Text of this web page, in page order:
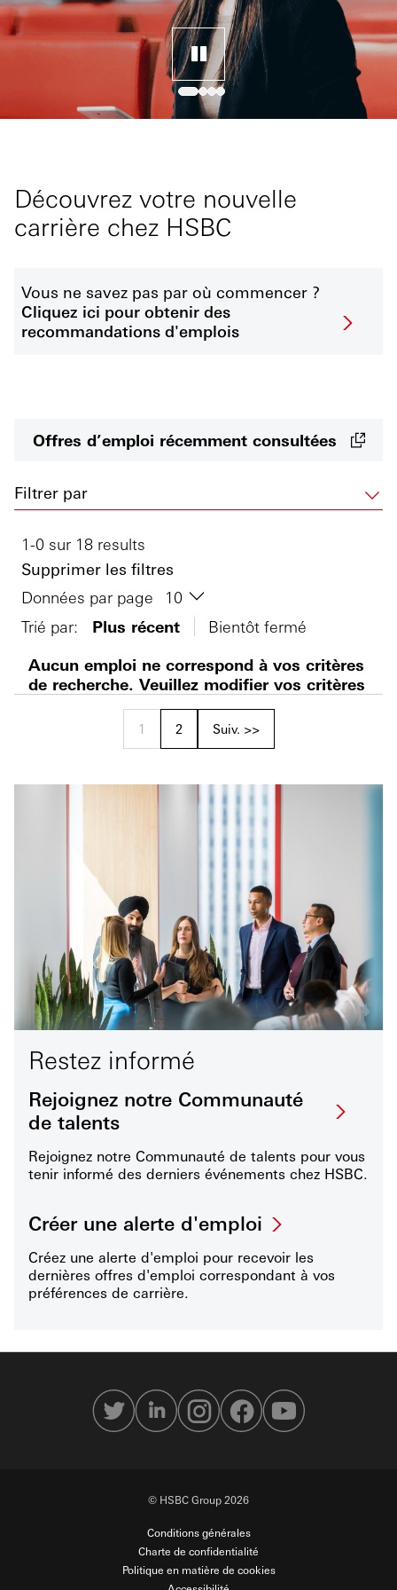
Découvrez votre nouvelle
carrière chez HSBC
Vous ne savez pas par où commencer ?
Cliquez ici pour obtenir des
recommandations d'emplois
Offres d’emploi récemment consultées
Filtrer par
1-0 sur 18 results
Supprimer les filtres
Données par page
Trié par:
Plus récent
Bientôt fermé
Aucun emploi ne correspond à vos critères
de recherche. Veuillez modifier vos critères
1 2 Suiv. >>
Restez informé
Rejoignez notre Communauté
de talents
Rejoignez notre Communauté de talents pour vous
tenir informé des derniers événements chez HSBC.
Créer une alerte d'emploi
Créez une alerte d'emploi pour recevoir les
dernières offres d'emploi correspondant à vos
préférences de carrière.
© HSBC Group 2026
Conditions générales
Charte de confidentialité
Politique en matière de cookies